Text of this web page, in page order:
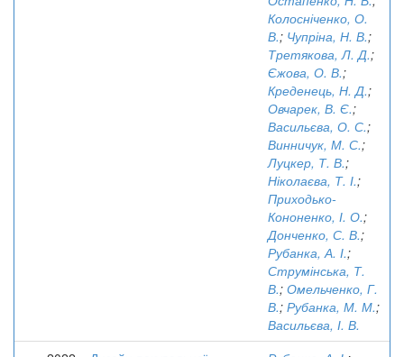
Колосніченко, О.
В.; Чупріна, Н. В.;
Третякова, Л. Д.;
Єжова, О. В.;
Креденець, Н. Д.;
Овчарек, В. Є.;
Васильєва, О. С.;
Винничук, М. С.;
Луцкер, Т. В.;
Ніколаєва, Т. І.;
Приходько-
Кононенко, І. О.;
Донченко, С. В.;
Рубанка, А. І.;
Струмінська, Т.
В.; Омельченко, Г.
В.; Рубанка, М. М.;
Васильєва, І. В.